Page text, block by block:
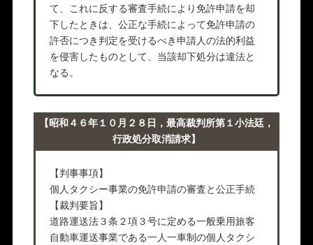
て、これに反する審査手続により免許申請を却
下したときは、公正な手続によって免許申請の
許否につき判定を受けるべき申請人の法的利益
を侵害したものとして、当該却下処分は違法と
なる。
【昭和４６年１０月２８日，最高裁判所第１小法廷，
行政処分取消請求】
【判事事項】
個人タクシー事業の免許申請の審査と公正手続
【裁判要旨】
道路運送法３条２項３号に定める一般乗用旅客
自動車運送事業である一人一車制の個人タクシ